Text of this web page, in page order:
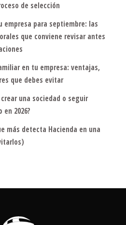
de selección
empresa para septiembre: las
que conviene revisar antes
en tu empresa: ventajas,
que debes evitar
una sociedad o seguir
2026?
más detecta Hacienda en una